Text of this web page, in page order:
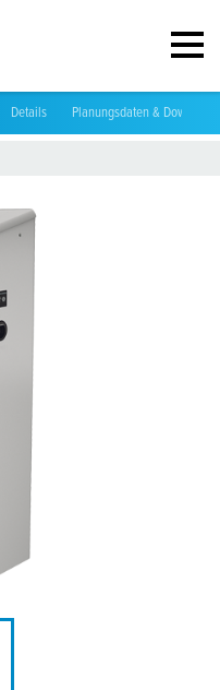
Details Planungsdaten & Downloads